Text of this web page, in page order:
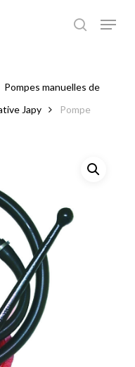
Pompes manuelles de
Japy
Pompe